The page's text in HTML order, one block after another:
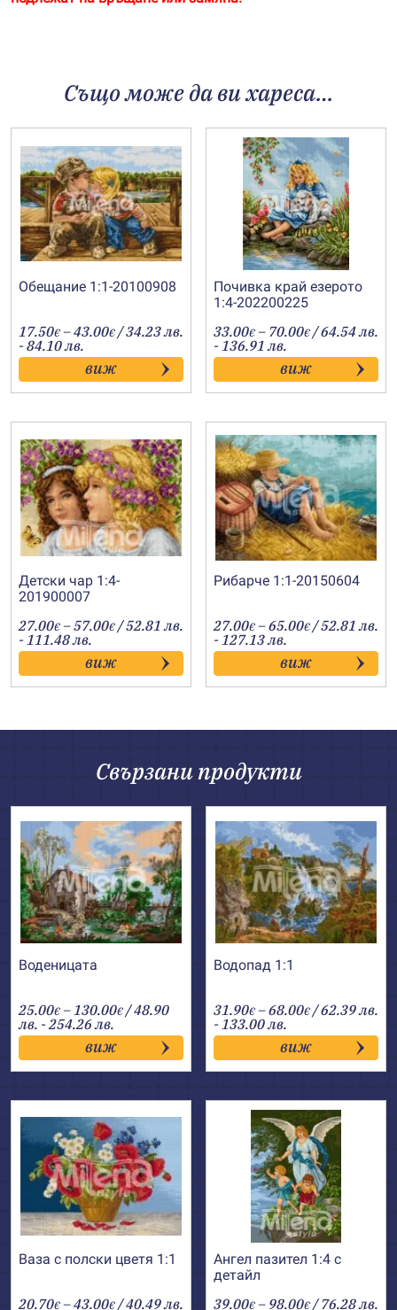
Също може да ви хареса…
Обещание 1:1-20100908
17.50€ –43.00€Price
range:
17.50€
through
43.00€
/ 34.23 лв.
- 84.10 лв.
виж
Почивка край езерото
1:4-202200225
33.00€ – 70.00€Price
range:
33.00€
through
70.00€
/ 64.54 лв.
- 136.91 лв.
виж
Детски чар 1:4-
201900007
27.00€ –57.00€Price
range:
27.00€
through
57.00€
/ 52.81 лв.
- 111.48 лв.
виж
Рибарче 1:1-20150604
27.00€ –65.00€Price
range:
27.00€
through
65.00€
/ 52.81 лв.
- 127.13 лв.
виж
Свързани продукти
Воденицата
25.00€ –130.00€Price
range:
25.00€
through
130.00€
/ 48.90
лв. - 254.26 лв.
виж
Водопад 1:1
31.90€ –68.00€Price
range:
31.90€
through
68.00€
/ 62.39 лв.
- 133.00 лв.
виж
Ваза с полски цветя 1:1
20.70€ –43.00€Price
/ 40.49 лв.
Ангел пазител 1:4 с
детайл
39.00€ – 98.00€Price
/ 76.28 лв.